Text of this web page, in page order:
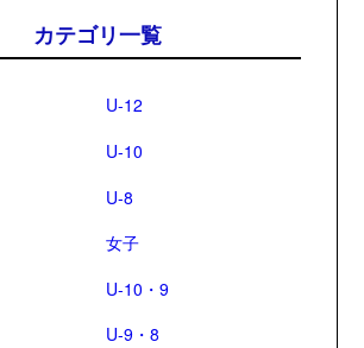
カテゴリ一覧
U-12
U-10
U-8
女子
U-10・9
U-9・8